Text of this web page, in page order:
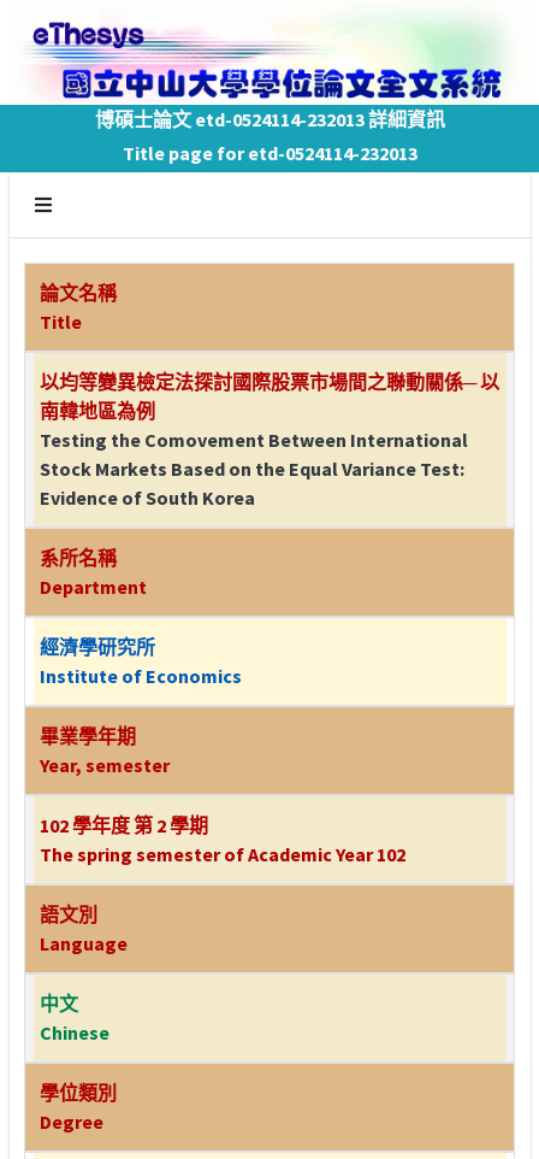
博碩士論文 etd-0524114-232013 詳細資訊
Title page for etd-0524114-232013
論文名稱
Title
以均等變異檢定法探討國際股票市場間之聯動關係─ 以
南韓地區為例
Testing the Comovement Between International
Stock Markets Based on the Equal Variance Test:
Evidence of South Korea
系所名稱
Department
經濟學研究所
Institute of Economics
畢業學年期
Year, semester
102 學年度 第 2 學期
The spring semester of Academic Year 102
語文別
Language
中文
Chinese
學位類別
Degree